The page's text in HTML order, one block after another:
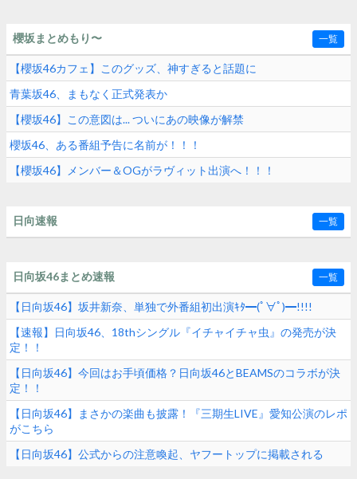
櫻坂まとめもり〜 一覧
【櫻坂46カフェ】このグッズ、神すぎると話題に
青葉坂46、まもなく正式発表か
【櫻坂46】この意図は... ついにあの映像が解禁
櫻坂46、ある番組予告に名前が！！！
【櫻坂46】メンバー＆OGがラヴィット出演へ！！！
日向速報 一覧
日向坂46まとめ速報 一覧
【日向坂46】坂井新奈、単独で外番組初出演ｷﾀ━(ﾟ∀ﾟ)━!!!!
【速報】日向坂46、18thシングル『イチャイチャ虫』の発売が決
定！！
【日向坂46】今回はお手頃価格？日向坂46とBEAMSのコラボが決
定！！
【日向坂46】まさかの楽曲も披露！『三期生LIVE』愛知公演のレポ
がこちら
【日向坂46】公式からの注意喚起、ヤフートップに掲載される